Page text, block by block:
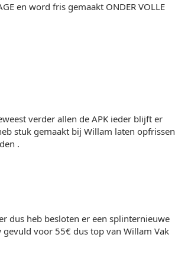
en word fris gemaakt ONDER VOLLE
verder allen de APK ieder blijft er
stuk gemaakt bij Willam laten opfrissen
.
dus heb besloten er een splinternieuwe
voor 55€ dus top van Willam Vak